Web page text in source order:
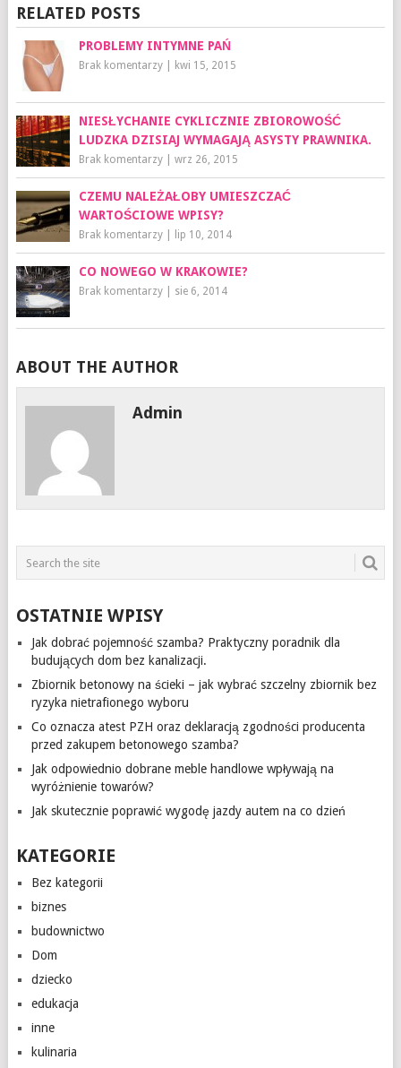
RELATED POSTS
PROBLEMY INTYMNE PAŃ
Brak komentarzy| kwi 15, 2015
NIESŁYCHANIE CYKLICZNIE ZBIOROWOŚĆ
LUDZKA DZISIAJ WYMAGAJĄ ASYSTY PRAWNIKA.
Brak komentarzy| wrz 26, 2015
CZEMU NALEŻAŁOBY UMIESZCZAĆ
WARTOŚCIOWE WPISY?
Brak komentarzy| lip 10, 2014
CO NOWEGO W KRAKOWIE?
Brak komentarzy| sie 6, 2014
ABOUT THE AUTHOR
Admin
OSTATNIE WPISY
Jak dobrać pojemność szamba? Praktyczny poradnik dla
budujących dom bez kanalizacji.
Zbiornik betonowy na ścieki – jak wybrać szczelny zbiornik bez
ryzyka nietrafionego wyboru
Co oznacza atest PZH oraz deklaracją zgodności producenta
przed zakupem betonowego szamba?
Jak odpowiednio dobrane meble handlowe wpływają na
wyróżnienie towarów?
Jak skutecznie poprawić wygodę jazdy autem na co dzień
KATEGORIE
Bez kategorii
biznes
budownictwo
Dom
dziecko
edukacja
inne
kulinaria